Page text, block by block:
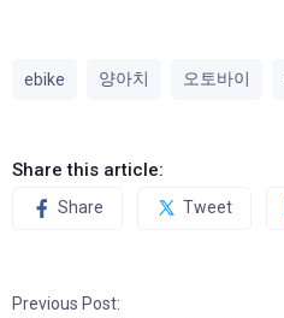
ebike 양아치 오토바이
Share this article:
Share Tweet
Previous Post: